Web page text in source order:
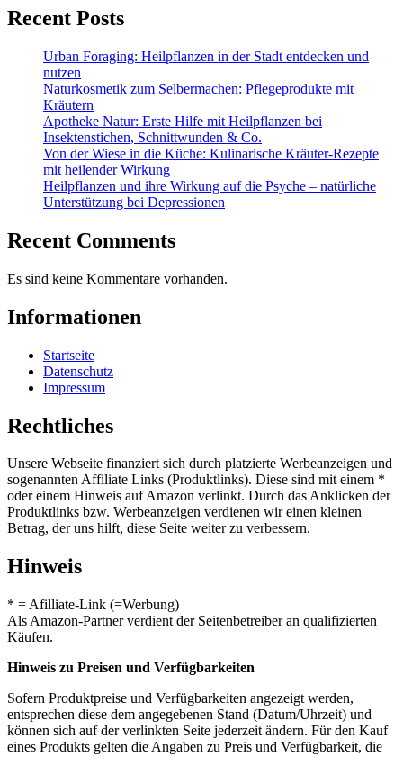
Recent Posts
Urban Foraging: Heilpflanzen in der Stadt entdecken und
nutzen
Naturkosmetik zum Selbermachen: Pflegeprodukte mit
Kräutern
Apotheke Natur: Erste Hilfe mit Heilpflanzen bei
Insektenstichen, Schnittwunden & Co.
Von der Wiese in die Küche: Kulinarische Kräuter-Rezepte
mit heilender Wirkung
Heilpflanzen und ihre Wirkung auf die Psyche – natürliche
Unterstützung bei Depressionen
Recent Comments
Es sind keine Kommentare vorhanden.
Informationen
Startseite
Datenschutz
Impressum
Rechtliches
Unsere Webseite finanziert sich durch platzierte Werbeanzeigen und
sogenannten Affiliate Links (Produktlinks). Diese sind mit einem *
oder einem Hinweis auf Amazon verlinkt. Durch das Anklicken der
Produktlinks bzw. Werbeanzeigen verdienen wir einen kleinen
Betrag, der uns hilft, diese Seite weiter zu verbessern.
Hinweis
* = Afilliate-Link (=Werbung)
Als Amazon-Partner verdient der Seitenbetreiber an qualifizierten
Käufen.
Hinweis zu Preisen und Verfügbarkeiten
Sofern Produktpreise und Verfügbarkeiten angezeigt werden,
entsprechen diese dem angegebenen Stand (Datum/Uhrzeit) und
können sich auf der verlinkten Seite jederzeit ändern. Für den Kauf
eines Produkts gelten die Angaben zu Preis und Verfügbarkeit, die